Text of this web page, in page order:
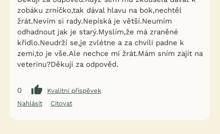
zobáku zrníčko,tak dával hlavu na bok,nechtěl
žrát.Nevím si rady.Nepíská je větší.Neumím
odhadnout jak je starý.Myslím,že má zraněné
křídlo.Neudrží se,je zvlétne a za chvíli padne k
zemi,to je vše.Ale nechce mi žrát.Mám sním zajít na
veterinu?Děkuji za odpověd.
0
Kvalitní příspěvek
Nahlásit
Citovat